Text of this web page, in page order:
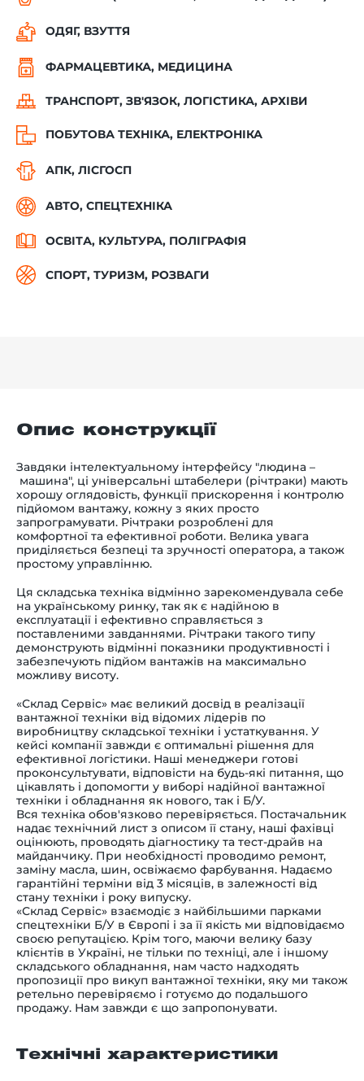
ОДЯГ, ВЗУТТЯ
ФАРМАЦЕВТИКА, МЕДИЦИНА
ТРАНСПОРТ, ЗВ'ЯЗОК, ЛОГІСТИКА, АРХІВИ
ПОБУТОВА ТЕХНІКА, ЕЛЕКТРОНІКА
АПК, ЛІСГОСП
АВТО, СПЕЦТЕХНІКА
ОСВІТА, КУЛЬТУРА, ПОЛІГРАФІЯ
СПОРТ, ТУРИЗМ, РОЗВАГИ
Опис конструкції
Завдяки інтелектуальному інтерфейсу "людина –
машина", ці універсальні штабелери (річтраки) мають
хорошу оглядовість, функції прискорення і контролю
підйомом вантажу, кожну з яких просто
запрограмувати. Річтраки розроблені для
комфортної та ефективної роботи. Велика увага
приділяється безпеці та зручності оператора, а також
простому управлінню.
Ця складська техніка відмінно зарекомендувала себе
на українському ринку, так як є надійною в
експлуатації і ефективно справляється з
поставленими завданнями. Річтраки такого типу
демонструють відмінні показники продуктивності і
забезпечують підйом вантажів на максимально
можливу висоту.
«Склад Сервіс» має великий досвід в реалізації
вантажної техніки від відомих лідерів по
виробництву складської техніки і устаткування. У
кейсі компанії завжди є оптимальні рішення для
ефективної логістики. Наші менеджери готові
проконсультувати, відповісти на будь-які питання, що
цікавлять і допомогти у виборі надійної вантажної
техніки і обладнання як нового, так і Б/У.
Вся техніка обов'язково перевіряється. Постачальник
надає технічний лист з описом її стану, наші фахівці
оцінюють, проводять діагностику та тест-драйв на
майданчику. При необхідності проводимо ремонт,
заміну масла, шин, освіжаємо фарбування. Надаємо
гарантійні терміни від 3 місяців, в залежності від
стану техніки і року випуску.
«Склад Сервіс» взаємодіє з найбільшими парками
спецтехніки Б/У в Європі і за її якість ми відповідаємо
своєю репутацією. Крім того, маючи велику базу
клієнтів в Україні, не тільки по техніці, але і іншому
складського обладнання, нам часто надходять
пропозиції про викуп вантажної техніки, яку ми також
ретельно перевіряємо і готуємо до подальшого
продажу. Нам завжди є що запропонувати.
Технічні характеристики